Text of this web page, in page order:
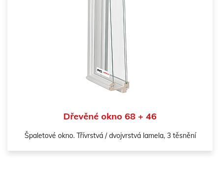
Dřevěné okno 68 + 46
Špaletové okno. Třívrstvá / dvojvrstvá lamela, 3 těsnění